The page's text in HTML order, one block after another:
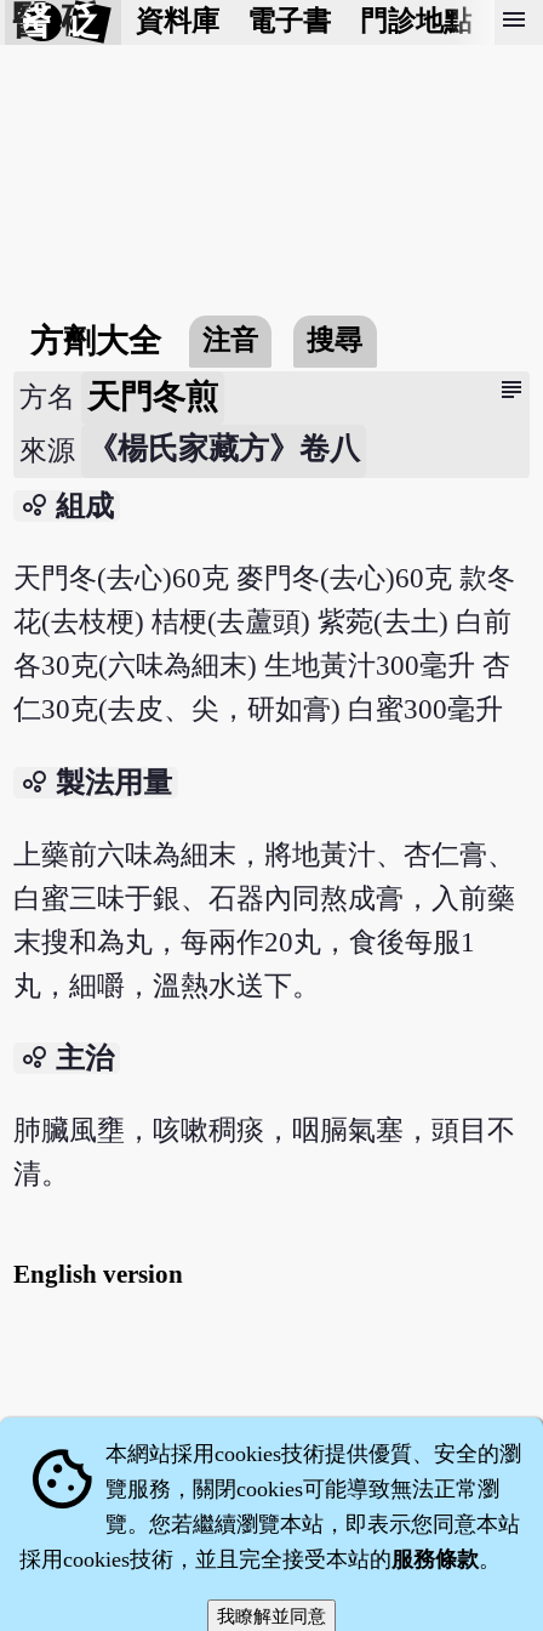
醫 砭 資料庫 電子書 門診地點 預
menu
方劑大全 注音 搜尋
subject
方名 天門冬煎
來源 《楊氏家藏方》卷八
bubble_chart 組成
天門冬(去心)60克 麥門冬(去心)60克 款冬
花(去枝梗) 桔梗(去蘆頭) 紫菀(去土) 白前
各30克(六味為細末) 生地黃汁300毫升 杏
仁30克(去皮、尖，研如膏) 白蜜300毫升
bubble_chart 製法用量
上藥前六味為細末，將地黃汁、杏仁膏、
白蜜三味于銀、石器內同熬成膏，入前藥
末搜和為丸，每兩作20丸，食後每服1
丸，細嚼，溫熱水送下。
bubble_chart 主治
肺臟風壅，咳嗽稠痰，咽膈氣塞，頭目不
清。
English version
‧沈藥子©2008～2026
cookie 本網站採用cookies技術提供優質、安全的瀏
覽服務，關閉cookies可能導致無法正常瀏
覽。您若繼續瀏覽本站，即表示您同意本站
採用cookies技術，並且完全接受本站的服務條款。